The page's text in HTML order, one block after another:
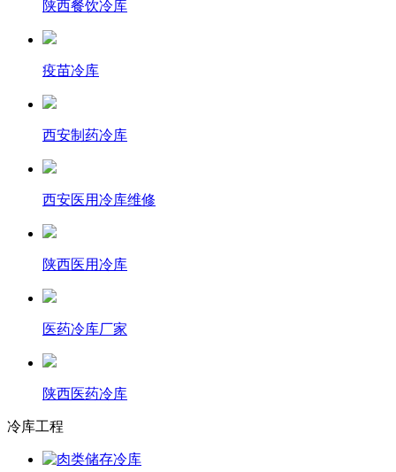
陕西餐饮冷库
疫苗冷库
西安制药冷库
西安医用冷库维修
陕西医用冷库
医药冷库厂家
陕西医药冷库
冷库工程